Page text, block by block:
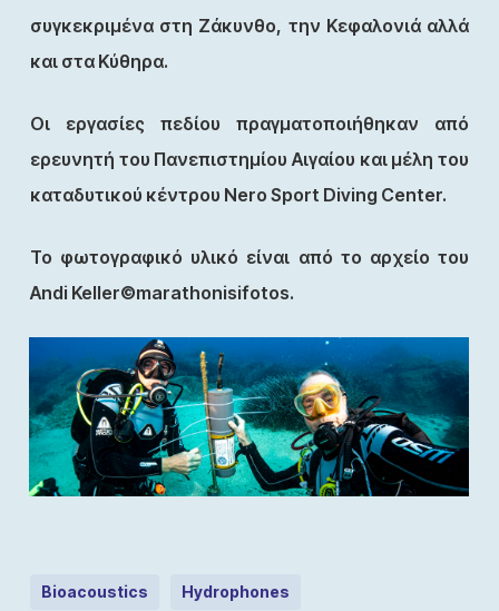
συγκεκριμένα στη Ζάκυνθο, την Κεφαλονιά αλλά
και στα Κύθηρα.
Οι εργασίες πεδίου πραγματοποιήθηκαν από
ερευνητή του Πανεπιστημίου Αιγαίου και μέλη του
καταδυτικού κέντρου Nero Sport Diving Center.
Το φωτογραφικό υλικό είναι από το αρχείο του
Andi Keller©marathonisifotos.
Bioacoustics Hydrophones